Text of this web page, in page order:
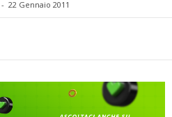
- 22 Gennaio 2011